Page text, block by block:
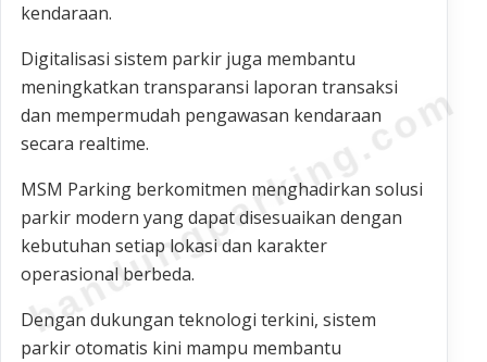
kendaraan.
Digitalisasi sistem parkir juga membantu
meningkatkan transparansi laporan transaksi
dan mempermudah pengawasan kendaraan
secara realtime.
MSM Parking berkomitmen menghadirkan solusi
parkir modern yang dapat disesuaikan dengan
kebutuhan setiap lokasi dan karakter
operasional berbeda.
Dengan dukungan teknologi terkini, sistem
parkir otomatis kini mampu membantu
bandungparking.com